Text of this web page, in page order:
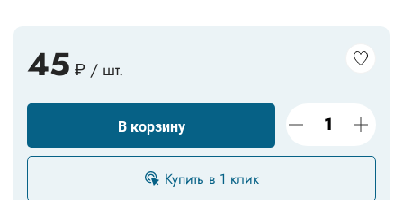
45 ₽ / шт.
В корзину
Купить в 1 клик